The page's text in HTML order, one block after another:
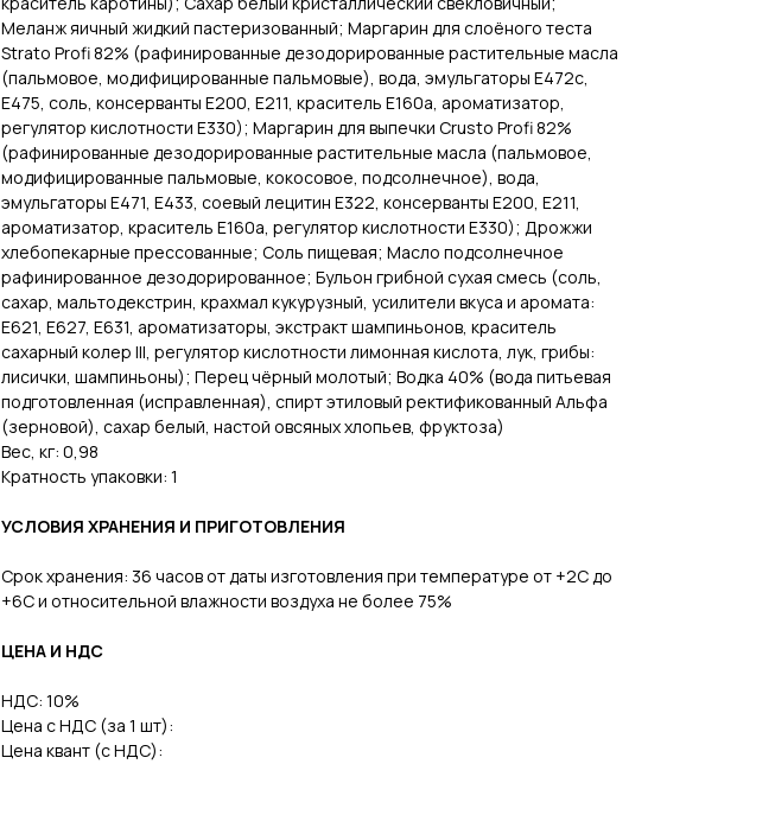
Меланж яичный жидкий пастеризованный; Маргарин для слоёного теста
Strato Profi 82% (рафинированные дезодорированные растительные масла
(пальмовое, модифицированные пальмовые), вода, эмульгаторы Е472с,
Е475, соль, консерванты Е200, Е211, краситель Е160а, ароматизатор,
регулятор кислотности Е330); Маргарин для выпечки Crusto Profi 82%
(рафинированные дезодорированные растительные масла (пальмовое,
модифицированные пальмовые, кокосовое, подсолнечное), вода,
эмульгаторы Е471, Е433, соевый лецитин Е322, консерванты Е200, Е211,
ароматизатор, краситель Е160а, регулятор кислотности Е330); Дрожжи
хлебопекарные прессованные; Соль пищевая; Масло подсолнечное
рафинированное дезодорированное; Бульон грибной сухая смесь (соль,
сахар, мальтодекстрин, крахмал кукурузный, усилители вкуса и аромата:
Е621, Е627, Е631, ароматизаторы, экстракт шампиньонов, краситель
сахарный колер III, регулятор кислотности лимонная кислота, лук, грибы:
лисички, шампиньоны); Перец чёрный молотый; Водка 40% (вода питьевая
подготовленная (исправленная), спирт этиловый ректификованный Альфа
(зерновой), сахар белый, настой овсяных хлопьев, фруктоза)
Вес, кг: 0,98
Кратность упаковки: 1
УСЛОВИЯ ХРАНЕНИЯ И ПРИГОТОВЛЕНИЯ
Срок хранения: 36 часов от даты изготовления при температуре от +2С до
+6С и относительной влажности воздуха не более 75%
ЦЕНА И НДС
НДС: 10%
Цена с НДС (за 1 шт):
Цена квант (с НДС):
Документы
Сертификаты